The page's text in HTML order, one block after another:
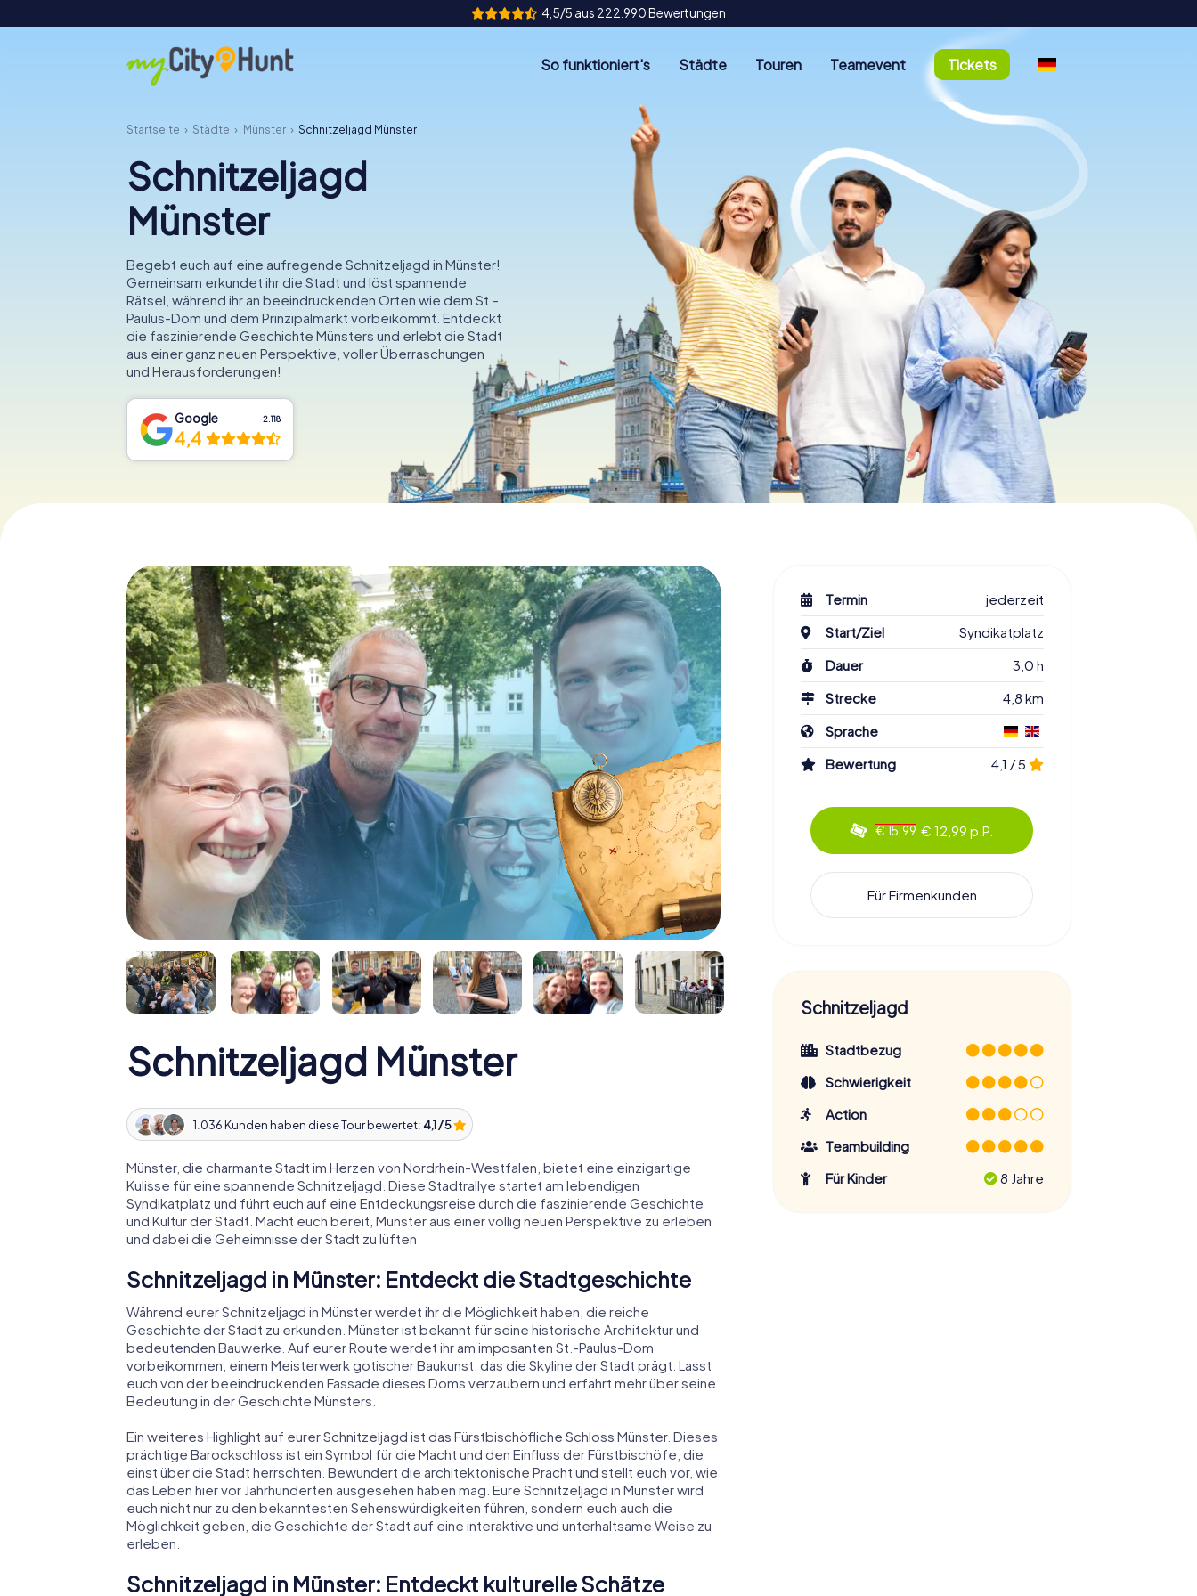
4,5/5 aus 222.990 Bewertungen
So funktioniert's Städte Touren Teamevent Tickets
Startseite Städte Münster Schnitzeljagd Münster
Schnitzeljagd
Münster
Begebt euch auf eine aufregende Schnitzeljagd in Münster!
Gemeinsam erkundet ihr die Stadt und löst spannende
Rätsel, während ihr an beeindruckenden Orten wie dem St.-
Paulus-Dom und dem Prinzipalmarkt vorbeikommt. Entdeckt
die faszinierende Geschichte Münsters und erlebt die Stadt
aus einer ganz neuen Perspektive, voller Überraschungen
und Herausforderungen!
Google 2.118
4,4
Schnitzeljagd Münster
1.036 Kunden haben diese Tour bewertet: 4,1 / 5
Münster, die charmante Stadt im Herzen von Nordrhein-Westfalen, bietet eine einzigartige
Kulisse für eine spannende Schnitzeljagd. Diese Stadtrallye startet am lebendigen
Syndikatplatz und führt euch auf eine Entdeckungsreise durch die faszinierende Geschichte
und Kultur der Stadt. Macht euch bereit, Münster aus einer völlig neuen Perspektive zu erleben
und dabei die Geheimnisse der Stadt zu lüften.
Schnitzeljagd in Münster: Entdeckt die Stadtgeschichte
Während eurer Schnitzeljagd in Münster werdet ihr die Möglichkeit haben, die reiche
Geschichte der Stadt zu erkunden. Münster ist bekannt für seine historische Architektur und
bedeutenden Bauwerke. Auf eurer Route werdet ihr am imposanten St.-Paulus-Dom
vorbeikommen, einem Meisterwerk gotischer Baukunst, das die Skyline der Stadt prägt. Lasst
euch von der beeindruckenden Fassade dieses Doms verzaubern und erfahrt mehr über seine
Bedeutung in der Geschichte Münsters.
Ein weiteres Highlight auf eurer Schnitzeljagd ist das Fürstbischöfliche Schloss Münster. Dieses
prächtige Barockschloss ist ein Symbol für die Macht und den Einfluss der Fürstbischöfe, die
einst über die Stadt herrschten. Bewundert die architektonische Pracht und stellt euch vor, wie
das Leben hier vor Jahrhunderten ausgesehen haben mag. Eure Schnitzeljagd in Münster wird
euch nicht nur zu den bekanntesten Sehenswürdigkeiten führen, sondern euch auch die
Möglichkeit geben, die Geschichte der Stadt auf eine interaktive und unterhaltsame Weise zu
erleben.
Schnitzeljagd in Münster: Entdeckt kulturelle Schätze
Termin
jederzeit
Start/Ziel
Syndikatplatz
Dauer
3,0 h
Strecke
4,8 km
Sprache
Bewertung
4,1 / 5
€ 15,99 € 12,99 p.P.
Für Firmenkunden
Schnitzeljagd
Stadtbezug
Schwierigkeit
Action
Teambuilding
Für Kinder
8 Jahre